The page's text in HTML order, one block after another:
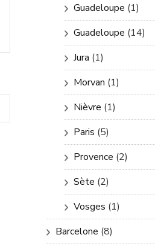
Guadeloupe (1)
Guadeloupe (14)
Jura (1)
Morvan (1)
Nièvre (1)
Paris (5)
Provence (2)
Sète (2)
Vosges (1)
Barcelone (8)